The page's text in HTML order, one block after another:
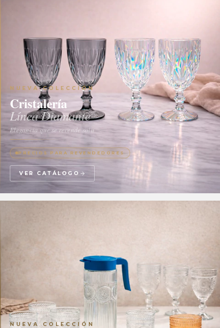
NUEVA COLECCIÓN
Cristalería
Línea Diamante
Elegancia que se revende sola
PRECIOS PARA REVENDEDORES
VER CATÁLOGO
NUEVA COLECCIÓN